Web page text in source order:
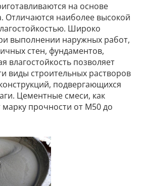
на основе
Отличаются наиболее высокой
Широко
выполнении наружных работ,
стен, фундаментов,
влагостойкость позволяет
виды строительных растворов
подвергающихся
Цементные смеси, как
прочности от М50 до